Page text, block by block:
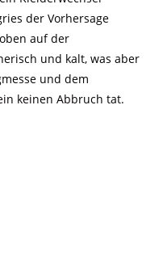
der Vorhersage
auf der
und kalt, was aber
und dem
keinen Abbruch tat.